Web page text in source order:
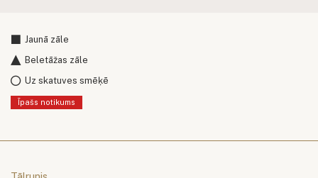
Jaunā zāle
Beletāžas zāle
Uz skatuves smēķē
Īpašs notikums